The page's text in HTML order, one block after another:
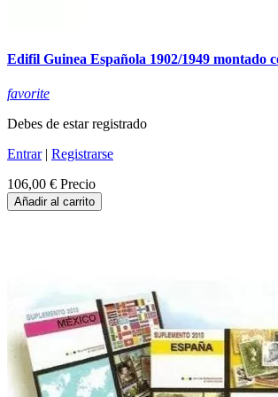
Edifil Guinea Española 1902/1949 montado
favorite
Debes de estar registrado
Entrar| Registrarse
106,00 € Precio
Añadir al carrito